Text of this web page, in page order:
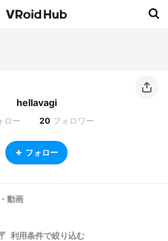
hellavagi
ロー 20 フォロワー
フォロー
動画
利用条件で絞り込む